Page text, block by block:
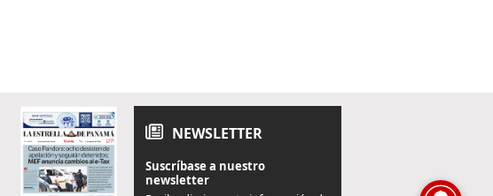
NEWSLETTER
Suscríbase a nuestro
newsletter